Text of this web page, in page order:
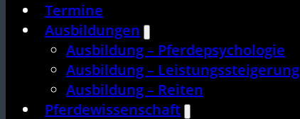
Termine
Ausbildungen
Ausbildung – Pferdepsychologie
Ausbildung – Leistungssteigerung
Ausbildung – Reiten
Pferdewissenschaft